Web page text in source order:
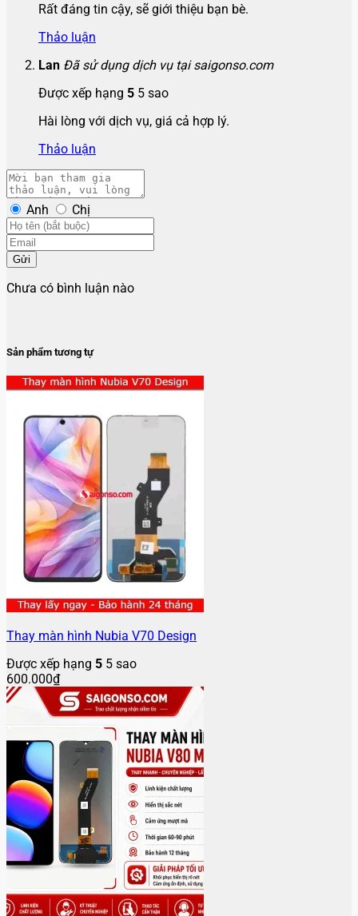
Rất đáng tin cậy, sẽ giới thiệu bạn bè.
Thảo luận
Lan Đã sử dụng dịch vụ tại saigonso.com
Được xếp hạng 5 5 sao
Hài lòng với dịch vụ, giá cả hợp lý.
Thảo luận
Anh Chị
Gửi
Chưa có bình luận nào
Sản phẩm tương tự
Thay màn hình Nubia V70 Design
Được xếp hạng 5 5 sao
600.000₫